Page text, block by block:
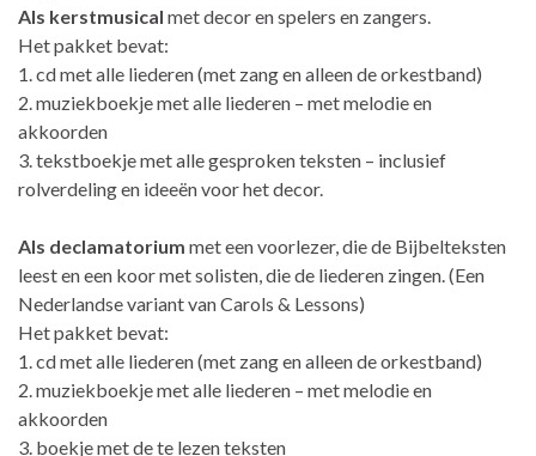
Als kerstmusical met decor en spelers en zangers.
Het pakket bevat:
1. cd met alle liederen (met zang en alleen de orkestband)
2. muziekboekje met alle liederen – met melodie en
akkoorden
3. tekstboekje met alle gesproken teksten – inclusief
rolverdeling en ideeën voor het decor.
Als declamatorium met een voorlezer, die de Bijbelteksten
leest en een koor met solisten, die de liederen zingen. (Een
Nederlandse variant van Carols & Lessons)
Het pakket bevat:
1. cd met alle liederen (met zang en alleen de orkestband)
2. muziekboekje met alle liederen – met melodie en
akkoorden
3. boekje met de te lezen teksten